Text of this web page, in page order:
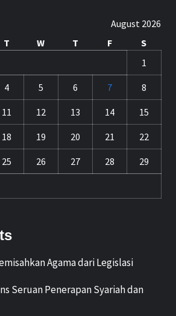
August 2026
T W T F
S
1
4 5 6 7 8
11 12 13 14 15
18 19 20 21 22
25 26 27 28 29
Agama dari Legislasi
Seruan Penerapan Syariah dan